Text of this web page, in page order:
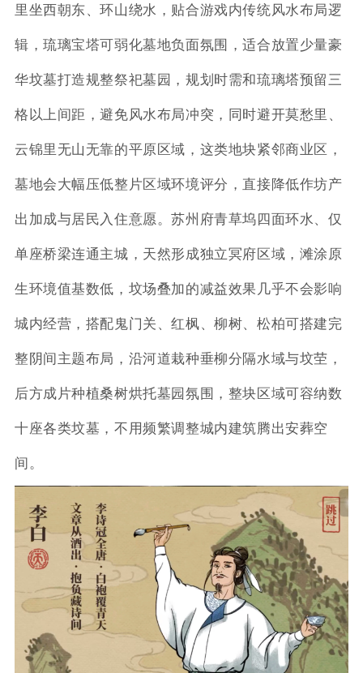
里坐西朝东、环山绕水，贴合游戏内传统风水布局逻
辑，琉璃宝塔可弱化墓地负面氛围，适合放置少量豪
华坟墓打造规整祭祀墓园，规划时需和琉璃塔预留三
格以上间距，避免风水布局冲突，同时避开莫愁里、
云锦里无山无靠的平原区域，这类地块紧邻商业区，
墓地会大幅压低整片区域环境评分，直接降低作坊产
出加成与居民入住意愿。苏州府青草坞四面环水、仅
单座桥梁连通主城，天然形成独立冥府区域，滩涂原
生环境值基数低，坟场叠加的减益效果几乎不会影响
城内经营，搭配鬼门关、红枫、柳树、松柏可搭建完
整阴间主题布局，沿河道栽种垂柳分隔水域与坟茔，
后方成片种植桑树烘托墓园氛围，整块区域可容纳数
十座各类坟墓，不用频繁调整城内建筑腾出安葬空
间。